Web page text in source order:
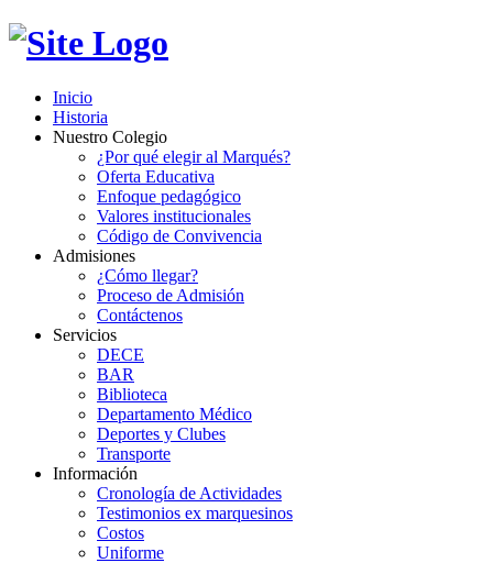
Inicio
Historia
Nuestro Colegio
¿Por qué elegir al Marqués?
Oferta Educativa
Enfoque pedagógico
Valores institucionales
Código de Convivencia
Admisiones
¿Cómo llegar?
Proceso de Admisión
Contáctenos
Servicios
DECE
BAR
Biblioteca
Departamento Médico
Deportes y Clubes
Transporte
Información
Cronología de Actividades
Testimonios ex marquesinos
Costos
Uniforme